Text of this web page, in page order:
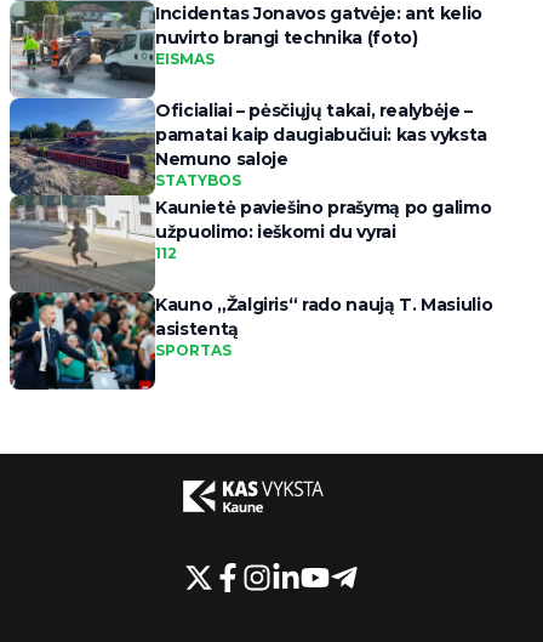
Incidentas Jonavos gatvėje: ant kelio
nuvirto brangi technika (foto)
EISMAS
Oficialiai – pėsčiųjų takai, realybėje –
pamatai kaip daugiabučiui: kas vyksta
Nemuno saloje
STATYBOS
Kaunietė paviešino prašymą po galimo
užpuolimo: ieškomi du vyrai
112
Kauno „Žalgiris“ rado naują T. Masiulio
asistentą
SPORTAS